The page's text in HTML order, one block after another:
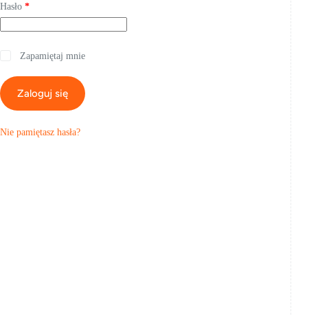
Hasło *Wymagane
Zapamiętaj mnie
Zaloguj się
Nie pamiętasz hasła?